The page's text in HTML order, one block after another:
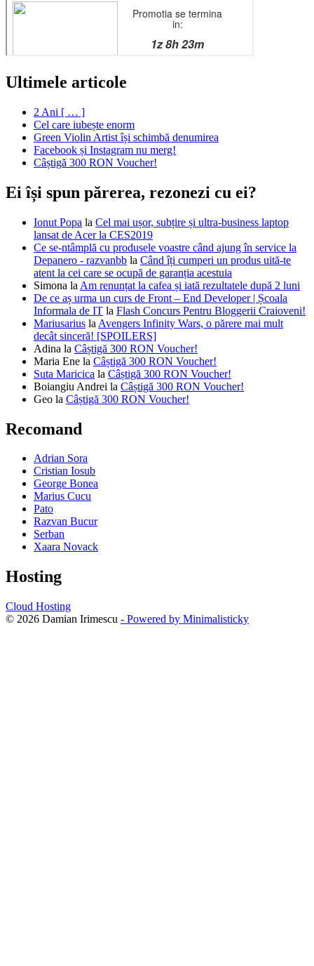
Ultimele articole
2 Ani [ … ]
Cel care iubește enorm
Green Violin Artist își schimbă denumirea
Facebook și Instagram nu merg!
Câștigă 300 RON Voucher!
Ei își spun părerea, rezonezi cu ei?
Ionut Popa la Cel mai ușor, subțire și ultra-business laptop
lansat de Acer la CES2019
Ce se-ntâmplă cu produsele voastre când ajung în service la
Depanero - razvanbb la Când îți cumperi un produs uită-te
atent la cei care se ocupă de garanția acestuia
Simona la Am renunțat la cafea și iată rezultatele după 2 luni
De ce aș urma un curs de Front – End Developer | Școala
Informala de IT la Flash Concurs Pentru Bloggerii Craioveni!
Mariusarius la Avengers Infinity Wars, o părere mai mult
decât sinceră! [SPOILERS]
Adina la Câștigă 300 RON Voucher!
Maria Ene la Câștigă 300 RON Voucher!
Suta Maricica la Câștigă 300 RON Voucher!
Boiangiu Andrei la Câștigă 300 RON Voucher!
Geo la Câștigă 300 RON Voucher!
Recomand
Adrian Sora
Cristian Iosub
George Bonea
Marius Cucu
Pato
Razvan Bucur
Serban
Xaara Novack
Hosting
Cloud Hosting
© 2026 Damian Irimescu - Powered by Minimalisticky